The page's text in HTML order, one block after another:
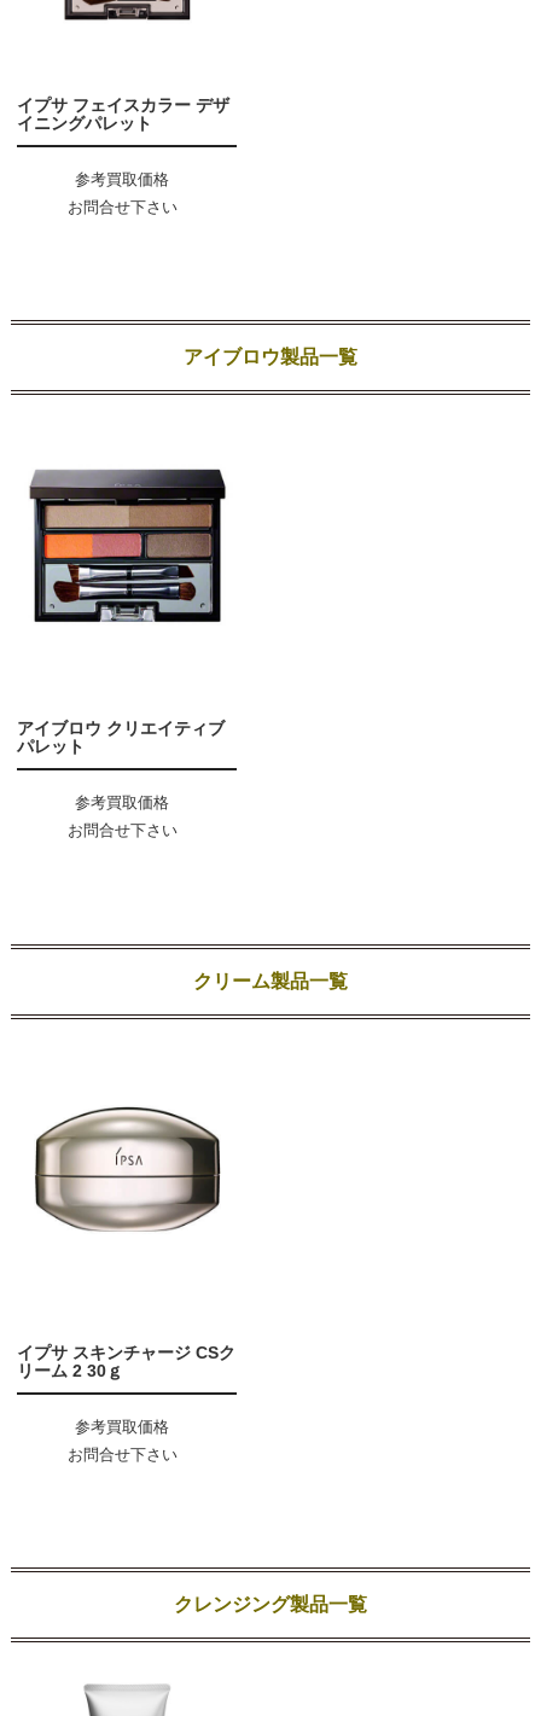
イプサ フェイスカラー デザ
イニングパレット
参考買取価格
お問合せ下さい
アイブロウ製品一覧
アイブロウ クリエイティブ
パレット
参考買取価格
お問合せ下さい
クリーム製品一覧
イプサ スキンチャージ CSク
リーム 2 30ｇ
参考買取価格
お問合せ下さい
クレンジング製品一覧